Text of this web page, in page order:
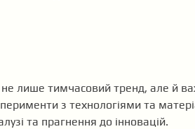
лише тимчасовий тренд, але й
з технологіями та
та прагнення до інновацій.